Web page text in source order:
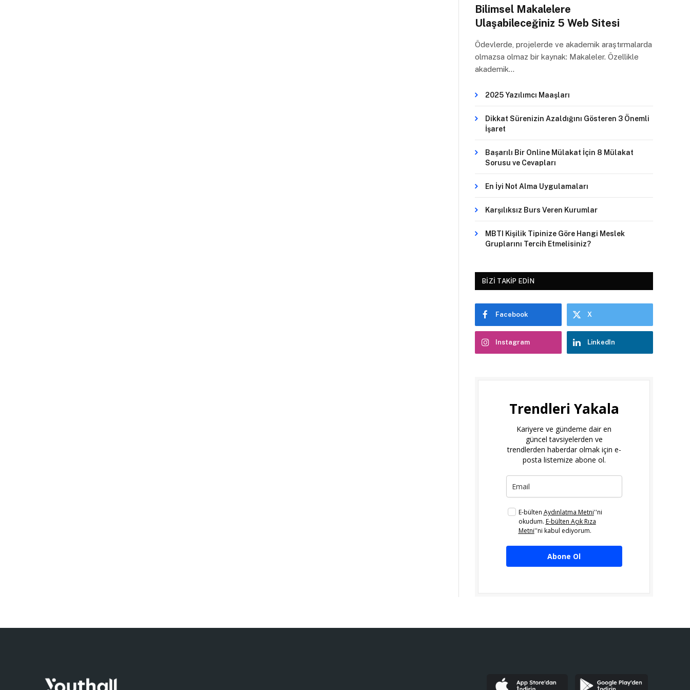
Bilimsel Makalelere
Ulaşabileceğiniz 5 Web Sitesi
Ödevlerde, projelerde ve akademik araştırmalarda
olmazsa olmaz bir kaynak: Makaleler. Özellikle
akademik…
2025 Yazılımcı Maaşları
Dikkat Sürenizin Azaldığını Gösteren 3 Önemli
İşaret
Başarılı Bir Online Mülakat İçin 8 Mülakat
Sorusu ve Cevapları
En İyi Not Alma Uygulamaları
Karşılıksız Burs Veren Kurumlar
MBTI Kişilik Tipinize Göre Hangi Meslek
Gruplarını Tercih Etmelisiniz?
BIZI TAKIP EDIN
Facebook X
Instagram LinkedIn
Trendleri Yakala
Kariyere ve gündeme dair en
güncel tavsiyelerden ve
trendlerden haberdar olmak için e-
posta listemize abone ol.
E-bülten Aydınlatma Metni''ni
okudum. E-bülten Açık Rıza
Metni''ni kabul ediyorum.
Abone Ol